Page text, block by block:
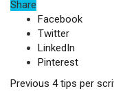
Share
Facebook
Twitter
LinkedIn
Pinterest
Previous 4 tips per